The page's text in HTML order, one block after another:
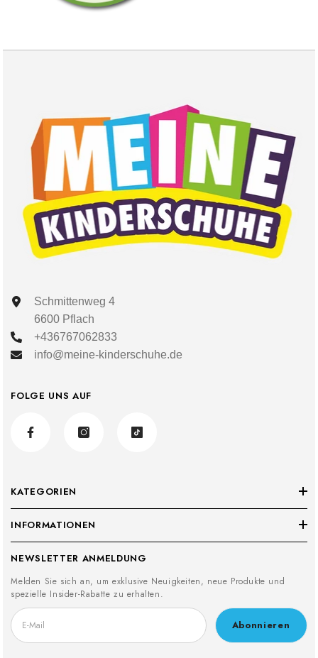
Schmittenweg 4
6600 Pflach
+436767062833
info@meine-kinderschuhe.de
FOLGE UNS AUF
KATEGORIEN
INFORMATIONEN
NEWSLETTER ANMELDUNG
Melden Sie sich an, um exklusive Neuigkeiten, neue Produkte und
spezielle Insider-Rabatte zu erhalten.
Abonnieren